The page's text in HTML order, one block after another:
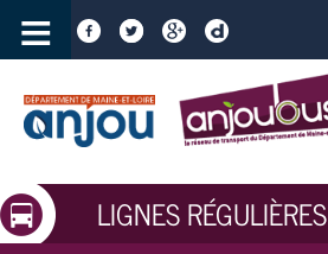
≡
LIGNES RÉGULIÈRES